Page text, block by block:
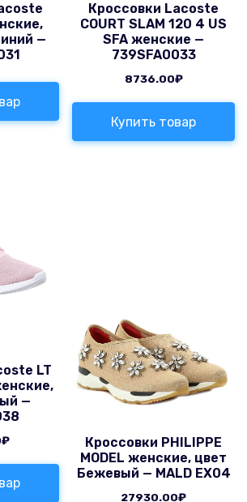
—
Кроссовки Lacoste
COURT SLAM 120 4 US
SFA женские —
739SFA0033
8736.00₽
Купить товар
LT
—
₽
Кроссовки PHILIPPE
MODEL женские, цвет
Бежевый — MALD EX04
27930.00₽